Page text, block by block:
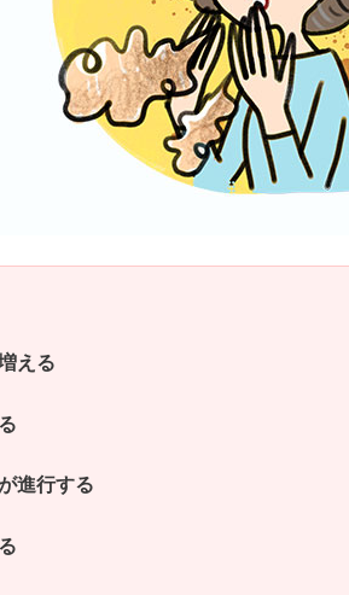
える
進行する